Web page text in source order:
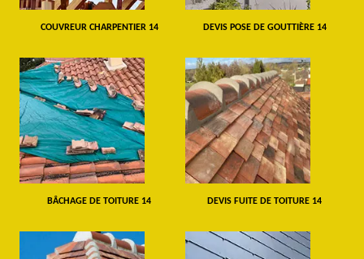
COUVREUR CHARPENTIER 14 DEVIS POSE DE GOUTTIÈRE 14
BÂCHAGE DE TOITURE 14 DEVIS FUITE DE TOITURE 14